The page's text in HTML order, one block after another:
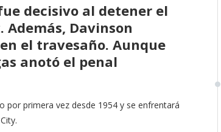
decisivo al detener el
Además, Davinson
el travesaño. Aunque
anotó el penal
por primera vez desde 1954 y se enfrentará